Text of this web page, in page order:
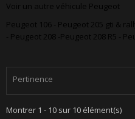
Voir un autre véhicule Peugeot
Peugeot 106 - Peugeot 205 gti &
Peugeot 208 Peugeot 208 R5
Pertinence
Montrer 1 - 10 sur 10 élément(s)